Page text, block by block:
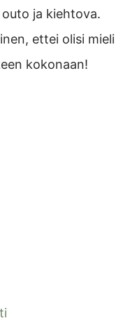
ja kiehtova.
ettei olisi mieli
kokonaan!